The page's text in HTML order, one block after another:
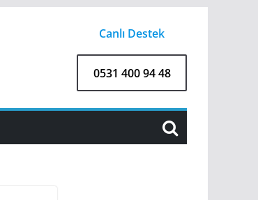
Canlı Destek
0531 400 94 48